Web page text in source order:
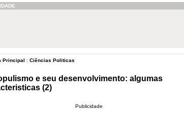
Principal : Ciências Politicas
e seu desenvolvimento: algumas
(2)
Publicidade